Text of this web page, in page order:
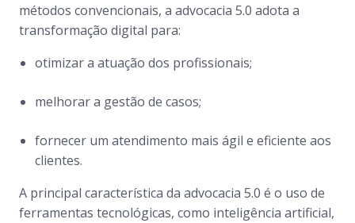
métodos convencionais, a advocacia 5.0 adota a
transformação digital para:
otimizar a atuação dos profissionais;
melhorar a gestão de casos;
fornecer um atendimento mais ágil e eficiente aos
clientes.
A principal característica da advocacia 5.0 é o uso de
ferramentas tecnológicas, como inteligência artificial,